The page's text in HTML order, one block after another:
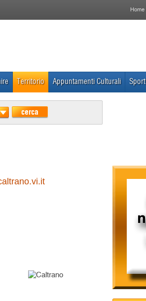
Home
Territorio Appuntamenti Culturali Sport
cerca